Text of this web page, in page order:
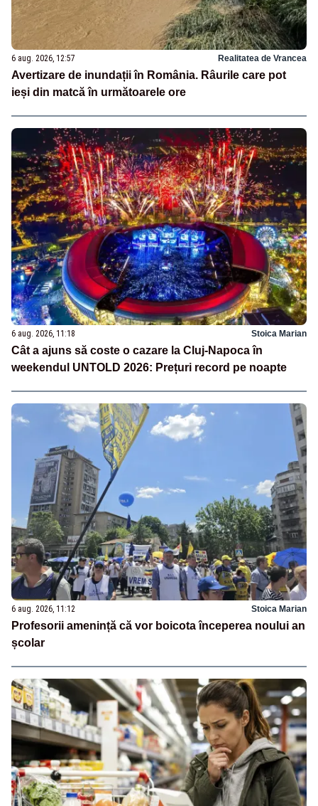
6 aug. 2026, 12:57 Realitatea de Vrancea
Avertizare de inundații în România. Râurile care pot
ieși din matcă în următoarele ore
6 aug. 2026, 11:18 Stoica Marian
Cât a ajuns să coste o cazare la Cluj-Napoca în
weekendul UNTOLD 2026: Prețuri record pe noapte
6 aug. 2026, 11:12 Stoica Marian
Profesorii amenință că vor boicota începerea noului an
școlar